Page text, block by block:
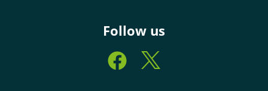
Follow us